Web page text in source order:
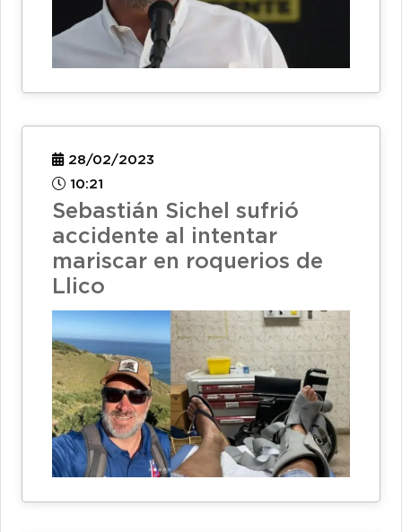
28/02/2023
10:21
Sebastián Sichel sufrió
accidente al intentar
mariscar en roquerios de
Llico